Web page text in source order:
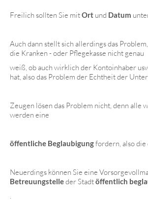
Freilich sollten Sie mitOrt und Datum
Auch dann stellt sich allerdings das
die Kranken - oder Pflegekasse nicht genau
weiß, ob auch wirklich der Kontoinhaber
hat, also das Problem der Echtheit der
Zeugen lösen das Problem nicht, denn alle
werden eine
öffentliche Beglaubigungfordern, also die
Neuerdings können Sie eine
Betreuungstelleder Stadtöffentlich
.